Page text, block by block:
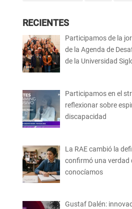
RECIENTES
Participamos de la
de la Agenda de
de la Universidad
Participamos en el
reflexionar sobre
discapacidad
La RAE cambió la
confirmó una verdad
conocíamos
Gustaf Dalén: